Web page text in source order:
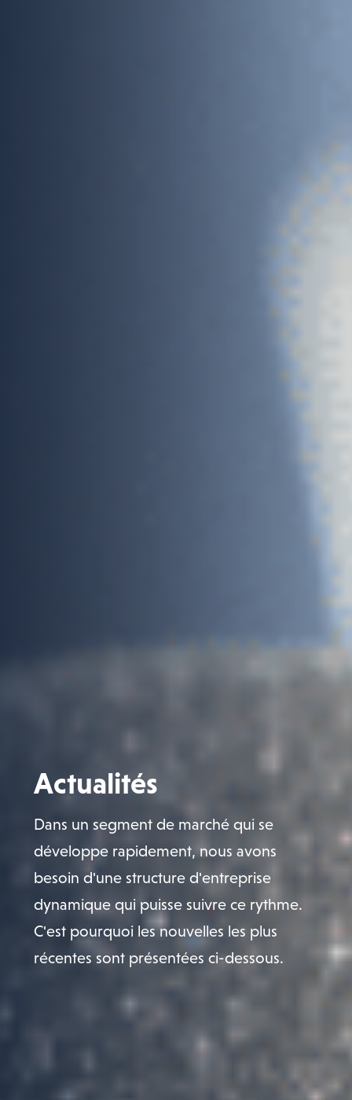
Actualités
Dans un segment de marché qui se
développe rapidement, nous avons
besoin d'une structure d'entreprise
dynamique qui puisse suivre ce rythme.
C'est pourquoi les nouvelles les plus
récentes sont présentées ci-dessous.